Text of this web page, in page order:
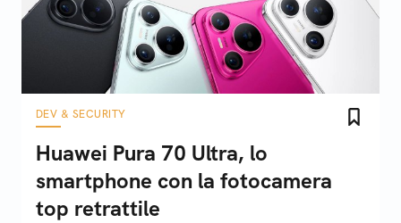
DEV & SECURITY
Huawei Pura 70 Ultra, lo
smartphone con la fotocamera
top retrattile